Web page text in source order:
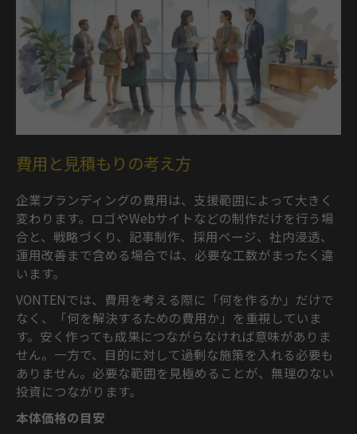
費用と見積もりの考え方
企業ブランディングの費用は、支援範囲によって大きく
変わります。ロゴやWebサイトなどの制作だけを行う場
合と、戦略づくり、記事制作、採用ページ、社内浸透、
運用改善まで含める場合では、必要な工数がまったく違
います。
VONTENでは、費用を考える際に「何を作るか」だけで
なく、「何を解決するための費用か」を重視していま
す。安く作っても成果につながらなければ意味がありま
せん。一方で、目的に対して過剰な施策を入れる必要も
ありません。必要な範囲を見極めることが、無理のない
投資につながります。
本体価格の目安